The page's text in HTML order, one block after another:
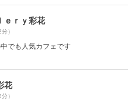
ｅｒｙ彩花
）
でも人気カフェです
花
）